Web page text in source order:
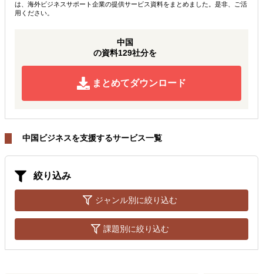
は、海外ビジネスサポート企業の提供サービス資料をまとめました。是非、ご活
用ください。
中国
の資料129社分を
まとめてダウンロード
中国ビジネスを支援するサービス一覧
絞り込み
ジャンル別に絞り込む
課題別に絞り込む